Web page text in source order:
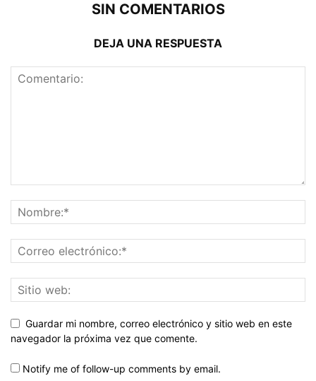
SIN COMENTARIOS
DEJA UNA RESPUESTA
Guardar mi nombre, correo electrónico y sitio web en este
navegador la próxima vez que comente.
Notify me of follow-up comments by email.